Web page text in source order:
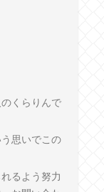
くらりんで
思いでこの
るよう努力